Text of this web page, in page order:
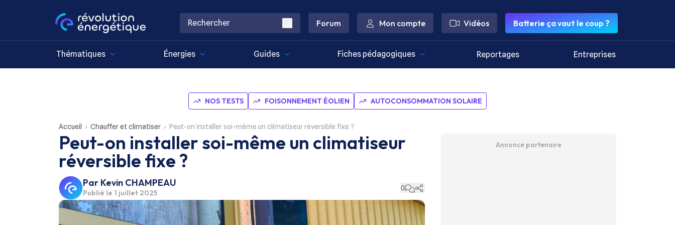
Forum Mon compte Vidéos Batterie ça vaut le coup ?
Thématiques Énergies Guides Fiches pédagogiques Reportages Entreprises
NOS TESTS FOISONNEMENT ÉOLIEN AUTOCONSOMMATION SOLAIRE
Accueil Chauffer et climatiser Peut-on installer soi-même un climatiseur réversible fixe ?
Peut-on installer soi-même un climatiseur
réversible fixe ?
Par Kevin CHAMPEAU
Publié le 1 juillet 2025
0
Annonce partenaire